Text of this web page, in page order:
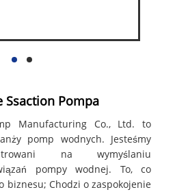
Ssaction Pompa
Manufacturing Co., Ltd. to
pomp wodnych. Jesteśmy
na wymyślaniu
pompy wodnej. To, co
biznesu; Chodzi o zaspokojenie